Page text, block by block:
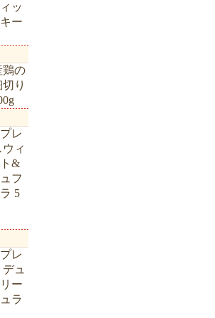
ッ
ー
鶏の
り
レ
ウィ
&
フ
5
レ
ュ
ー
ラ